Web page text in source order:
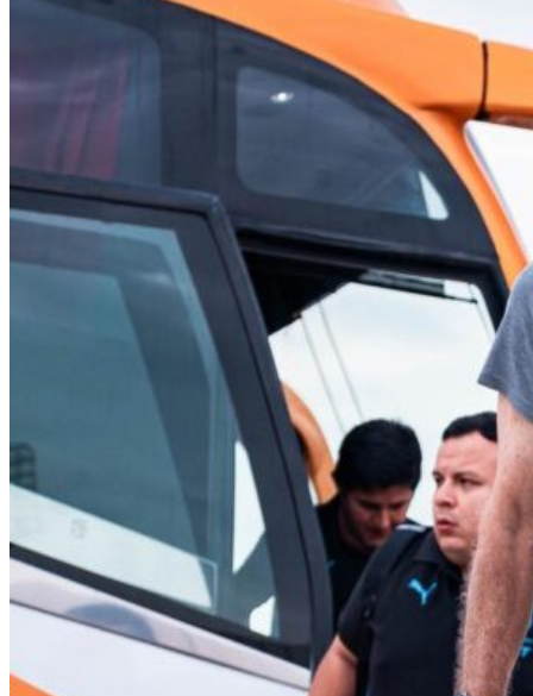
Related Topics:
Partido entre Sport Huancayo y Alianza Lima fue
postergado para el sábado
Benavente: «Alianza Lima no puede jugar para otra cosa
que no sea buscar el campeonato»